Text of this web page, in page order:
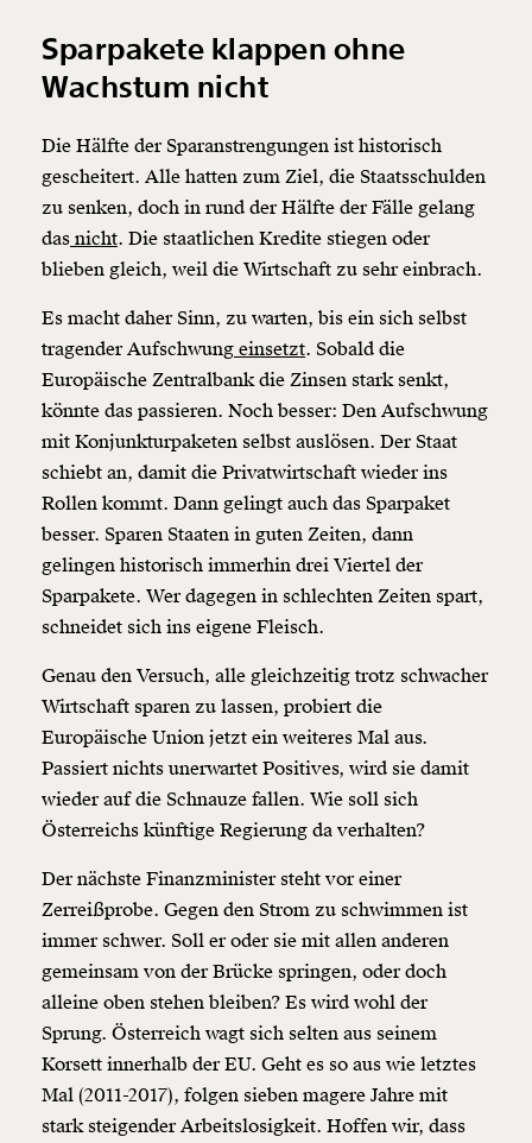
1/3
Sparpakete klappen ohne
Wachstum nicht
Die Hälfte der Sparanstrengungen ist historisch
gescheitert. Alle hatten zum Ziel, die Staatsschulden
zu senken, doch in rund der Hälfte der Fälle gelang
das nicht. Die staatlichen Kredite stiegen oder
blieben gleich, weil die Wirtschaft zu sehr einbrach.
Es macht daher Sinn, zu warten, bis ein sich selbst
tragender Aufschwung einsetzt. Sobald die
Europäische Zentralbank die Zinsen stark senkt,
könnte das passieren. Noch besser: Den Aufschwung
mit Konjunkturpaketen selbst auslösen. Der Staat
schiebt an, damit die Privatwirtschaft wieder ins
Rollen kommt. Dann gelingt auch das Sparpaket
besser. Sparen Staaten in guten Zeiten, dann
gelingen historisch immerhin drei Viertel der
Sparpakete. Wer dagegen in schlechten Zeiten spart,
schneidet sich ins eigene Fleisch.
Genau den Versuch, alle gleichzeitig trotz schwacher
Wirtschaft sparen zu lassen, probiert die
Europäische Union jetzt ein weiteres Mal aus.
Passiert nichts unerwartet Positives, wird sie damit
wieder auf die Schnauze fallen. Wie soll sich
Österreichs künftige Regierung da verhalten?
Der nächste Finanzminister steht vor einer
Zerreißprobe. Gegen den Strom zu schwimmen ist
immer schwer. Soll er oder sie mit allen anderen
gemeinsam von der Brücke springen, oder doch
alleine oben stehen bleiben? Es wird wohl der
Sprung. Österreich wagt sich selten aus seinem
Korsett innerhalb der EU. Geht es so aus wie letztes
Mal (2011-2017), folgen sieben magere Jahre mit
stark steigender Arbeitslosigkeit. Hoffen wir, dass